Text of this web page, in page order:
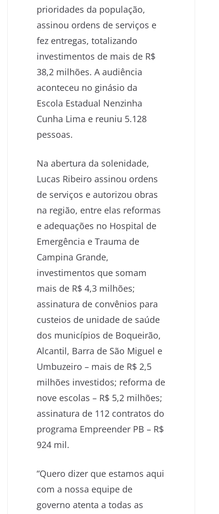
prioridades da população,
assinou ordens de serviços e
fez entregas, totalizando
investimentos de mais de R$
38,2 milhões. A audiência
aconteceu no ginásio da
Escola Estadual Nenzinha
Cunha Lima e reuniu 5.128
pessoas.
Na abertura da solenidade,
Lucas Ribeiro assinou ordens
de serviços e autorizou obras
na região, entre elas reformas
e adequações no Hospital de
Emergência e Trauma de
Campina Grande,
investimentos que somam
mais de R$ 4,3 milhões;
assinatura de convênios para
custeios de unidade de saúde
dos municípios de Boqueirão,
Alcantil, Barra de São Miguel e
Umbuzeiro – mais de R$ 2,5
milhões investidos; reforma de
nove escolas – R$ 5,2 milhões;
assinatura de 112 contratos do
programa Empreender PB – R$
924 mil.
“Quero dizer que estamos aqui
com a nossa equipe de
governo atenta a todas as